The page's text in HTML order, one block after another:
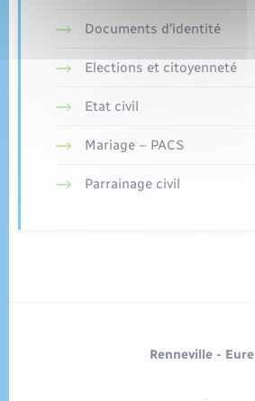
Documents d’identité
Elections et citoyenneté
Etat civil
Mariage – PACS
Parrainage civil
Renneville - Eure